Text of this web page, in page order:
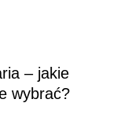
– jakie
wybrać?